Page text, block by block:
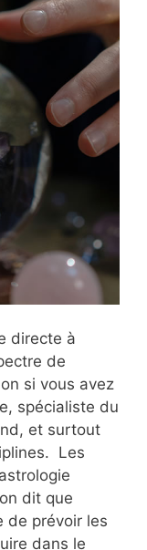
directe à
de
si vous avez
spécialiste du
et surtout
Les
dit que
de prévoir les
dans le